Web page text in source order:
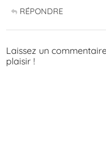
RÉPONDRE
Laissez un
plaisir !